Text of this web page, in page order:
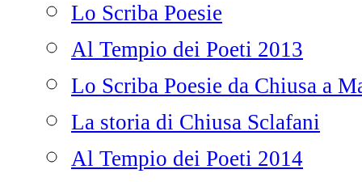
Lo Scriba Poesie
Al Tempio dei Poeti 2013
Lo Scriba Poesie da Chiusa a
La storia di Chiusa Sclafani
Al Tempio dei Poeti 2014